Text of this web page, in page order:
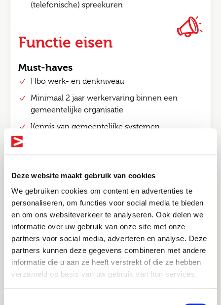
Deze website maakt gebruik van cookies
We gebruiken cookies om content en advertenties te
personaliseren, om functies voor social media te bieden
en om ons websiteverkeer te analyseren. Ook delen we
informatie over uw gebruik van onze site met onze
partners voor social media, adverteren en analyse. Deze
partners kunnen deze gegevens combineren met andere
informatie die u aan ze heeft verstrekt of die ze hebben
verzameld op basis van uw gebruik van hun services.
(telefonische) spreekuren
Functie eisen
Must-haves
Hbo werk- en denkniveau
Minimaal 2 jaar werkervaring binnen een
gemeentelijke organisatie
Kennis van gemeentelijke systemen
Kennis van de Participatiewet in de volle
breedte
Resultaat- en klantgericht
Goede schriftelijke rapportagevaardigheden
Over
Altijd als 1e op de hoogte van de
nieuwste vacatures als je een job
alert aanmaakt!
Bel me terug